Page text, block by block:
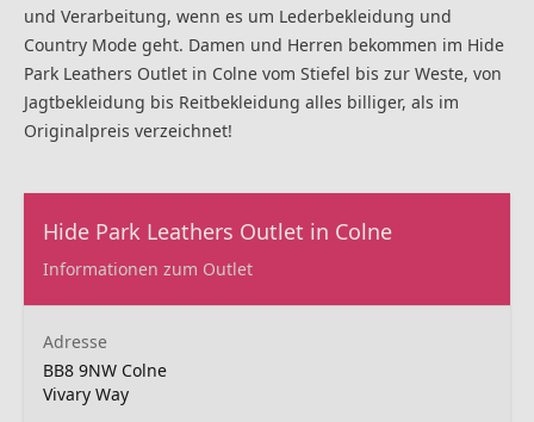
und Verarbeitung, wenn es um Lederbekleidung und
Country Mode geht. Damen und Herren bekommen im Hide
Park Leathers Outlet in Colne vom Stiefel bis zur Weste, von
Jagtbekleidung bis Reitbekleidung alles billiger, als im
Originalpreis verzeichnet!
Hide Park Leathers Outlet in Colne
Informationen zum Outlet
Adresse
BB8 9NW Colne
Vivary Way